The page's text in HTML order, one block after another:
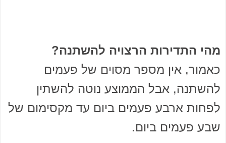
מהי התדירות הרצויה להשתנה?
כאמור, אין מספר מסוים של פעמים
להשתנה, אבל הממוצע נוטה להשתין
לפחות ארבע פעמים ביום עד מקסימום של
שבע פעמים ביום.